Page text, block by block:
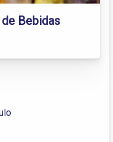
Bebidas